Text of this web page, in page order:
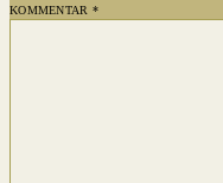
KOMMENTAR *